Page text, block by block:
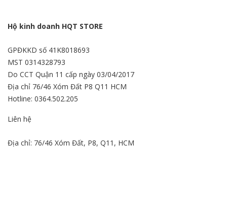
Hộ kinh doanh HQT STORE
GPĐKKD số 41K8018693
MST 0314328793
Do CCT Quận 11 cấp ngày 03/04/2017
Địa chỉ 76/46 Xóm Đất P8 Q11 HCM
Hotline: 0364.502.205
Liên hệ
Địa chỉ: 76/46 Xóm Đất, P8, Q11, HCM